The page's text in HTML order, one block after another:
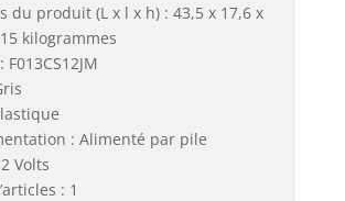
du produit (L x l x h) : 43,5 x 17,6 x
kilogrammes
: Alimenté par pile
Volts
: 1